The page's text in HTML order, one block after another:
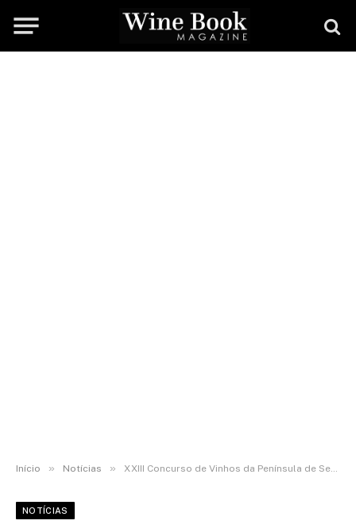
Início » Notícias » XXIII Concurso de Vinhos da Península de Setúbal elege os 29 “Melhores da Região”
NOTÍCIAS